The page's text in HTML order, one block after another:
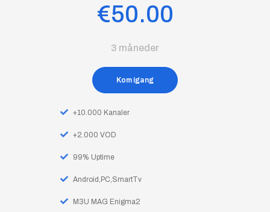
€50.00
3 måneder
Kom igang
+10.000 Kanaler
+2.000 VOD
99% Uptime
Android,PC,SmartTv
M3U MAG Enigma2